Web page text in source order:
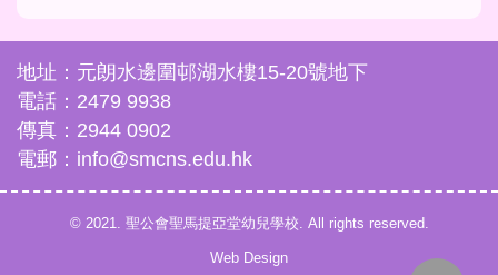
地址：元朗水邊圍邨湖水樓15-20號地下
電話：2479 9938
傳真：2944 0902
電郵：info@smcns.edu.hk
© 2021. 聖公會聖馬提亞堂幼兒學校. All rights reserved.
Web Design